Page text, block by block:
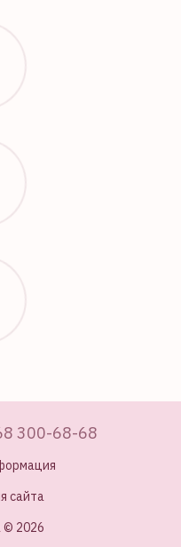
300-68-68
сайта
© 2026